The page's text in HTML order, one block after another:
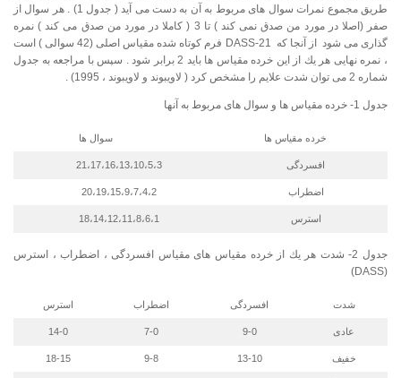
طریق مجموع نمرات سوال های مربوط به آن به دست می آید ( جدول 1) . هر سوال از
صفر (اصلا در مورد من صدق نمی كند ) تا 3 ( كاملا در مورد من صدق می كند ) نمره
گذاری می شود از آنجا كه DASS-21 فرم كوتاه شده مقیاس اصلی (42 سوالی ) است
، نمره نهایی هر یك از این خرده مقیاس ها باید 2 برابر شود . سپس با مراجعه به جدول
شماره 2 می توان شدت علایم را مشخص كرد ( لاویبوند و لاویبوند ، 1995) .
جدول 1- خرده مقیاس ها و سوال های مربوط به آنها
خرده مقیاس ها سوال ها
افسردگی 21،17،16،13،10،5،3
اضطراب 20،19،15،9،7،4،2
استرس 18،14،12،11،8،6،1
جدول 2- شدت هر یك از خرده مقیاس های مقیاس افسردگی ، اضطراب ، استرس
(DASS)
شدت افسردگی اضطراب استرس
عادی 9-0
7-0
14-0
خفیف 13-10
9-8
18-15